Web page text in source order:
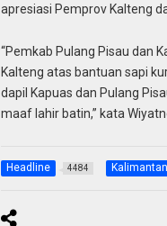
apresiasi Pemprov Kalteng
“Pemkab Pulang Pisau dan
Kalteng atas bantuan sapi
dapil Kapuas dan Pulang
maaf lahir batin,” kata
Headline 4484